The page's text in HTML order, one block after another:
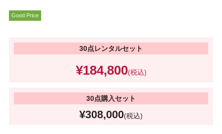
Good Price
30点レンタルセット
¥184,800(税込)
30点購入セット
¥308,000(税込)